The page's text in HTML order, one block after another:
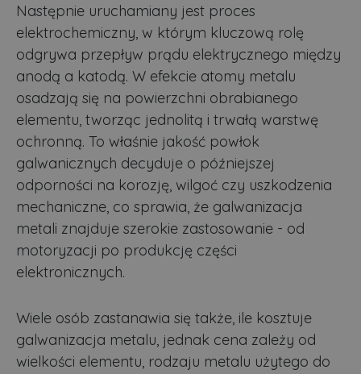
Następnie uruchamiany jest proces
elektrochemiczny, w którym kluczową rolę
odgrywa przepływ prądu elektrycznego między
anodą a katodą. W efekcie atomy metalu
osadzają się na powierzchni obrabianego
elementu, tworząc jednolitą i trwałą warstwę
ochronną. To właśnie jakość powłok
galwanicznych decyduje o późniejszej
odporności na korozję, wilgoć czy uszkodzenia
mechaniczne, co sprawia, że galwanizacja
metali znajduje szerokie zastosowanie - od
motoryzacji po produkcję części
elektronicznych.
Wiele osób zastanawia się także, ile kosztuje
galwanizacja metalu, jednak cena zależy od
wielkości elementu, rodzaju metalu użytego do